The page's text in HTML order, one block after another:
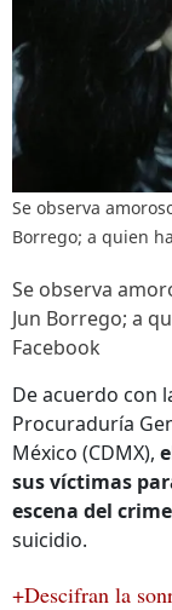
Se observa
Borrego; a quien
Se observa
Jun Borrego; a
Facebook
De acuerdo con
Procuraduría
México (CDMX),
sus víctimas
escena del
suicidio.
+Descifran la